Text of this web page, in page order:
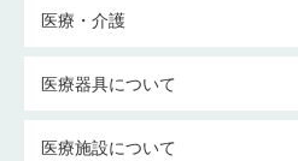
医療・介護
医療器具について
医療施設について